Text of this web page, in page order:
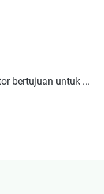
bertujuan untuk ...